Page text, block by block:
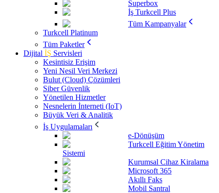
Superbox
İş Turkcell Plus
Tüm Kampanyalar
Turkcell Platinum
Tüm Paketler
Dijital İŞ Servisleri
Kesintisiz Erişim
Yeni Nesil Veri Merkezi
Bulut (Cloud) Çözümleri
Siber Güvenlik
Yönetilen Hizmetler
Nesnelerin İnterneti (IoT)
Büyük Veri & Analitik
İş Uygulamaları
e-Dönüşüm
Turkcell Eğitim Yönetim
Sistemi
Kurumsal Cihaz Kiralama
Microsoft 365
Akıllı Faks
Mobil Santral